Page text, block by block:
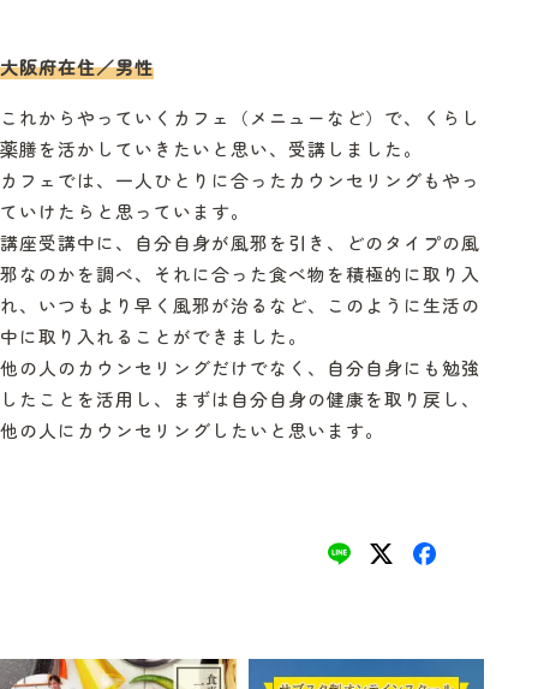
大阪府在住／男性
これからやっていくカフェ（メニューなど）で、くらし
薬膳を活かしていきたいと思い、受講しました。
カフェでは、一人ひとりに合ったカウンセリングもやっ
ていけたらと思っています。
講座受講中に、自分自身が風邪を引き、どのタイプの風
邪なのかを調べ、それに合った食べ物を積極的に取り入
れ、いつもより早く風邪が治るなど、このように生活の
中に取り入れることができました。
他の人のカウンセリングだけでなく、自分自身にも勉強
したことを活用し、まずは自分自身の健康を取り戻し、
他の人にカウンセリングしたいと思います。